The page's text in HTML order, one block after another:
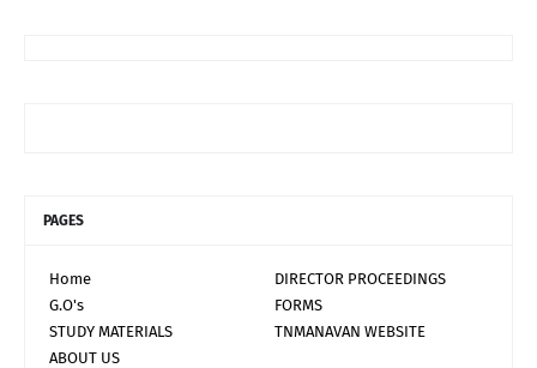
PAGES
Home
DIRECTOR PROCEEDINGS
G.O's
FORMS
STUDY MATERIALS
TNMANAVAN WEBSITE
ABOUT US